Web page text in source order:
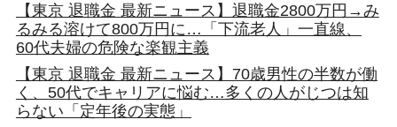
【東京 退職金 最新ニュース】退職金2800万円→み
るみる溶けて800万円に…「下流老人」一直線、
60代夫婦の危険な楽観主義
【東京 退職金 最新ニュース】70歳男性の半数が働
く、50代でキャリアに悩む…多くの人がじつは知
らない「定年後の実態」